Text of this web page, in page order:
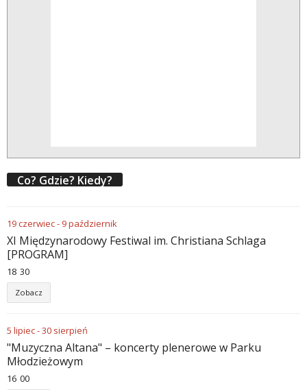
Co? Gdzie? Kiedy?
19czerwiec- 9październik
XI Międzynarodowy Festiwal im. Christiana Schlaga
[PROGRAM]
18 30
Zobacz
5 lipiec-30 sierpień
"Muzyczna Altana" – koncerty plenerowe w Parku
Młodzieżowym
16 00